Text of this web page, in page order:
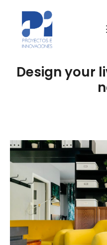
Design your